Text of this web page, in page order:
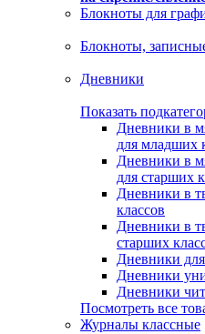
Блокноты для
Блокноты,
Дневники
Показать
Дневники в
для младших
Дневники в
для старших
Дневники в
классов
Дневники в
старших
Дневники
Дневники
Дневники
Посмотреть все
Журналы классные